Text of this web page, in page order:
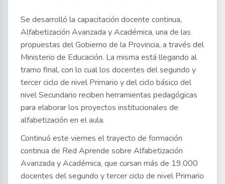
Se desarrolló la capacitación docente continua,
Alfabetización Avanzada y Académica, una de las
propuestas del Gobierno de la Provincia, a través del
Ministerio de Educación. La misma está llegando al
tramo final, con lo cual los docentes del segundo y
tercer ciclo de nivel Primario y del ciclo básico del
nivel Secundario reciben herramientas pedagógicas
para elaborar los proyectos institucionales de
alfabetización en el aula.
Continuó este viernes el trayecto de formación
continua de Red Aprende sobre Alfabetización
Avanzada y Académica, que cursan más de 19.000
docentes del segundo y tercer ciclo de nivel Primario